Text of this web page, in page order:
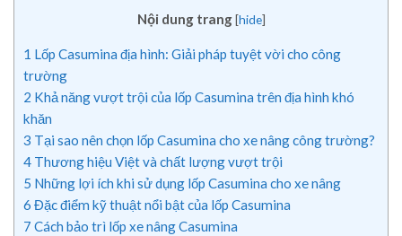
Nội dung trang [hide]
1 Lốp Casumina địa hình: Giải pháp tuyệt vời cho công
trường
2 Khả năng vượt trội của lốp Casumina trên địa hình khó
khăn
3 Tại sao nên chọn lốp Casumina cho xe nâng công trường?
4 Thương hiệu Việt và chất lượng vượt trội
5 Những lợi ích khi sử dụng lốp Casumina cho xe nâng
6 Đặc điểm kỹ thuật nổi bật của lốp Casumina
7 Cách bảo trì lốp xe nâng Casumina